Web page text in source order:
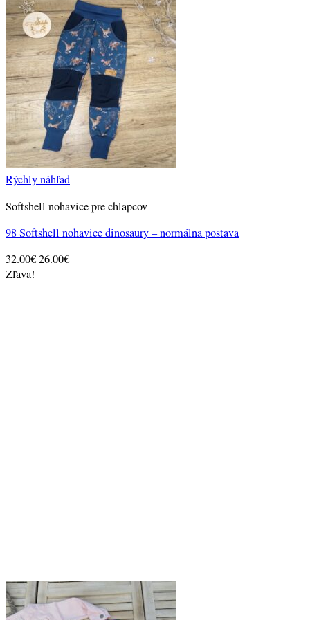
Rýchly náhľad
Softshell nohavice pre chlapcov
98 Softshell nohavice dinosaury – normálna postava
32.00€Original
26.00€Current
Zľava!